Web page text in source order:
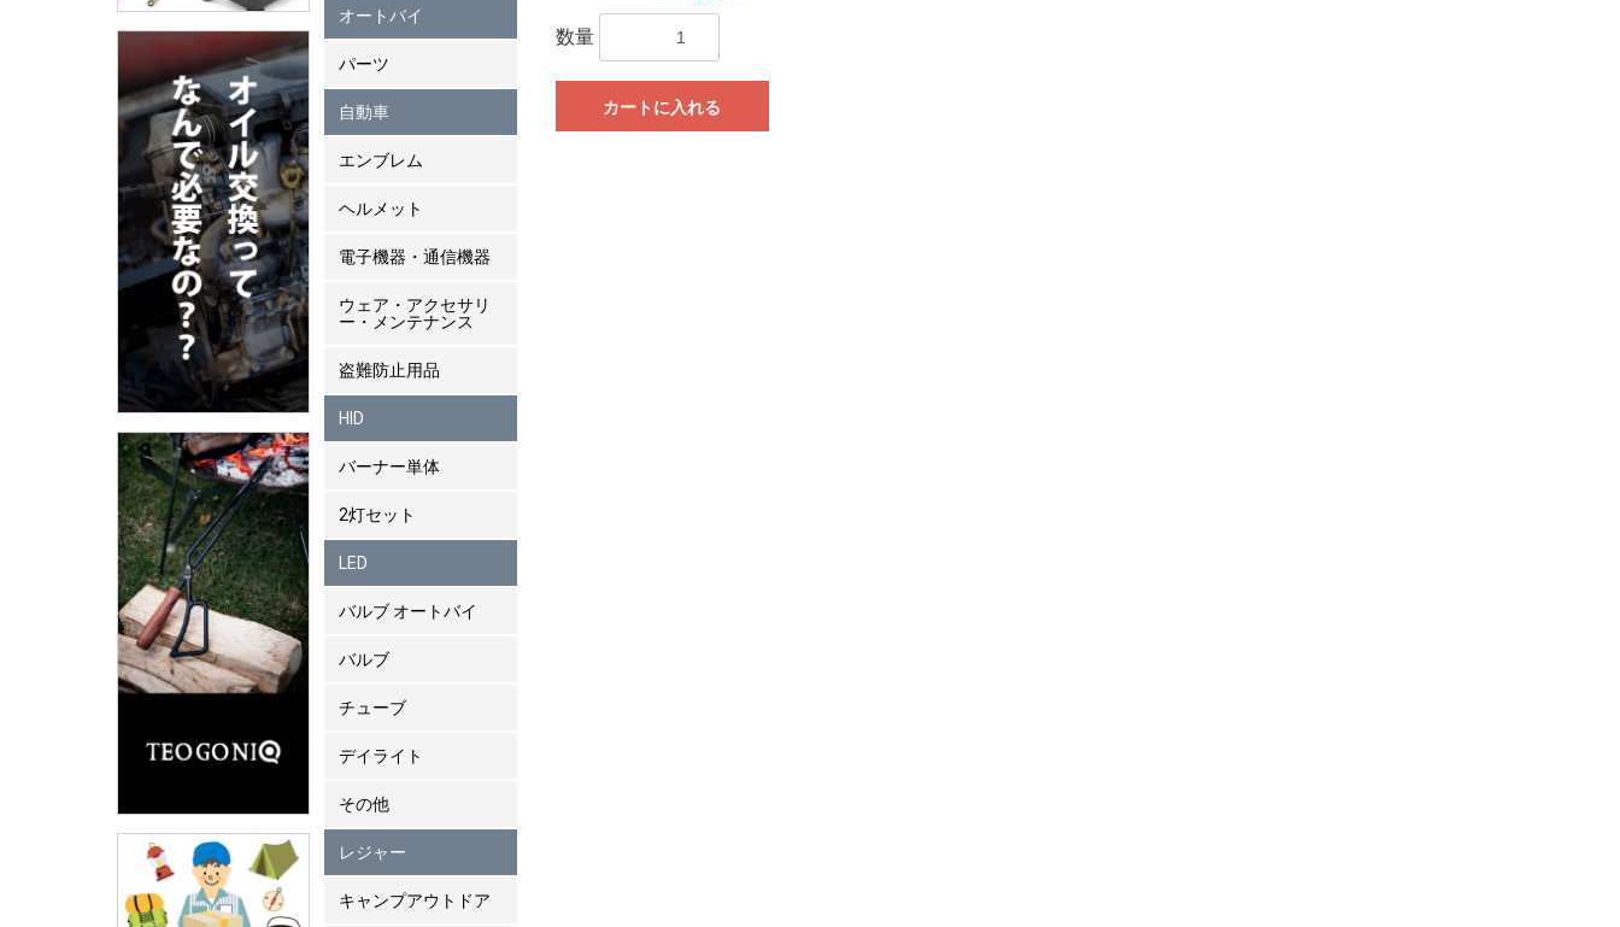
オートバイ
パーツ
自動車
エンブレム
ヘルメット
電子機器・通信機器
ウェア・アクセサリ
ー・メンテナンス
盗難防止用品
HID
バーナー単体
2灯セット
LED
バルブ オートバイ
バルブ
チューブ
デイライト
その他
レジャー
キャンプアウトドア
数量
カートに入れる